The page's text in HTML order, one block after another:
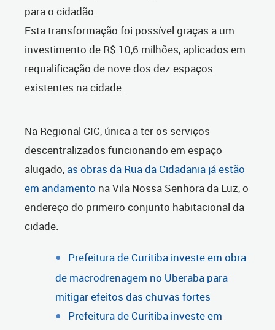
para o cidadão.
Esta transformação foi possível graças a um
investimento de R$ 10,6 milhões, aplicados em
requalificação de nove dos dez espaços
existentes na cidade.
Na Regional CIC, única a ter os serviços
descentralizados funcionando em espaço
alugado, as obras da Rua da Cidadania já estão
em andamento na Vila Nossa Senhora da Luz, o
endereço do primeiro conjunto habitacional da
cidade.
Prefeitura de Curitiba investe em obra
de macrodrenagem no Uberaba para
mitigar efeitos das chuvas fortes
Prefeitura de Curitiba investe em